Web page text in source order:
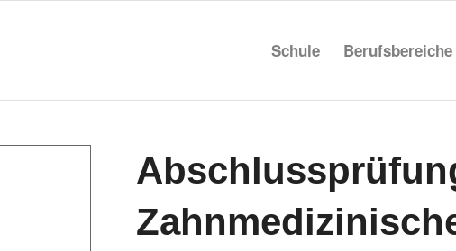
Schule Berufs­be­reiche